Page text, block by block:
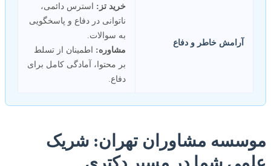
آرامش خاطر و دفاع
خرید تز: استرس دائمی،
ناتوانی در دفاع و پاسخگویی
به سوالات.
مشاوره: اطمینان از تسلط
بر محتوا، آمادگی کامل برای
دفاع.
موسسه مشاوران تهران: شریک